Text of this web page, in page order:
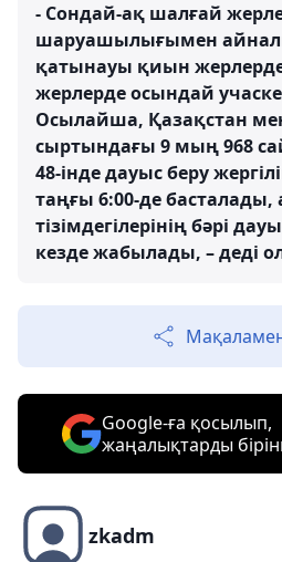
- Сондай-ақ шалғай
шаруашылығымен
қатынауы қиын
жерлерде осындай
Осылайша, Қазақстан
сыртындағы 9 мың 968
48-інде дауыс беру
таңғы 6:00-де басталады,
тізімдегілерінің бәрі
кезде жабылады, – деді
Google-ға қосылып,
жаңалықтарды
zkadm